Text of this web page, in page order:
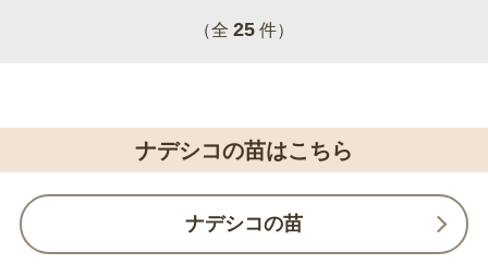
（全 25 件）
ナデシコの苗はこちら
ナデシコの苗